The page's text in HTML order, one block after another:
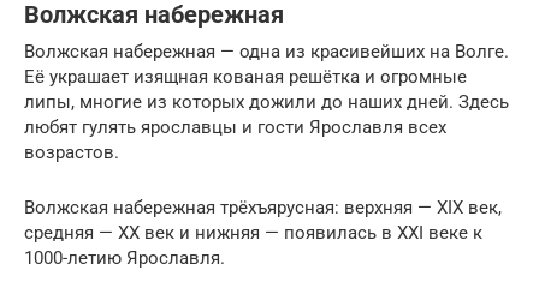
Волжская набережная
Волжская набережная — одна из красивейших на Волге.
Её украшает изящная кованая решётка и огромные
липы, многие из которых дожили до наших дней. Здесь
любят гулять ярославцы и гости Ярославля всех
возрастов.
Волжская набережная трёхъярусная: верхняя — XIX век,
средняя — XX век и нижняя — появилась в XXI веке к
1000-летию Ярославля.